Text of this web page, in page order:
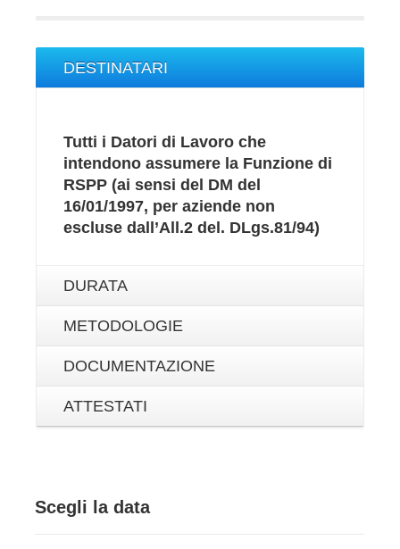
DESTINATARI
Tutti i Datori di Lavoro che
intendono assumere la Funzione di
RSPP (ai sensi del DM del
16/01/1997, per aziende non
escluse dall’All.2 del. DLgs.81/94)
DURATA
METODOLOGIE
DOCUMENTAZIONE
ATTESTATI
Scegli la data